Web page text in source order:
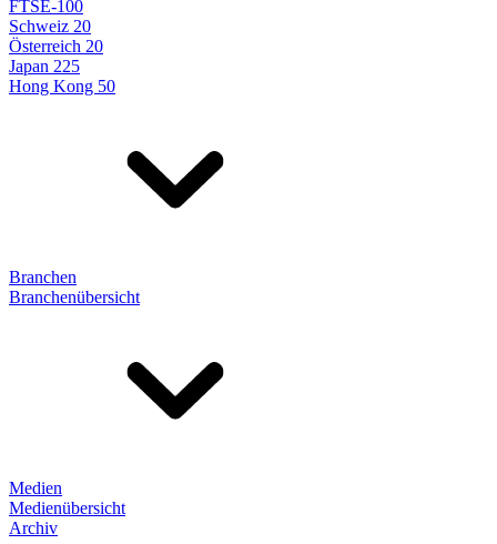
FTSE-100
Schweiz 20
Österreich 20
Japan 225
Hong Kong 50
Branchen
Branchenübersicht
Medien
Medienübersicht
Archiv